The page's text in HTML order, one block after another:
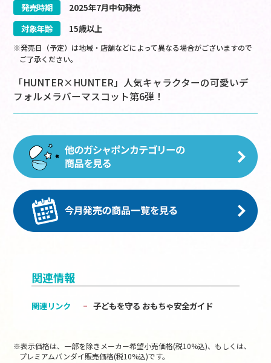
発売時期
2025年7月中旬発売
対象年齢
15歳以上
※発売日（予定）は地域・店舗などによって異なる場合がございますので
ご了承ください。
「HUNTER×HUNTER」人気キャラクターの可愛いデ
フォルメラバーマスコット第6弾！
関連情報
関連リンク 子どもを守る おもちゃ安全ガイド
※表示価格は、一部を除きメーカー希望小売価格(税10%込)、もしくは、
プレミアムバンダイ販売価格(税10%込)です。